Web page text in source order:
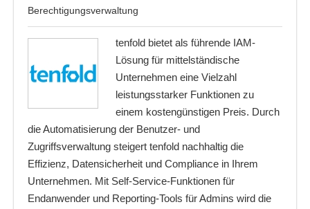
Berechtigungsverwaltung
tenfold bietet als führende IAM-
Lösung für mittelständische
Unternehmen eine Vielzahl
leistungsstarker Funktionen zu
einem kostengünstigen Preis. Durch
die Automatisierung der Benutzer- und
Zugriffsverwaltung steigert tenfold nachhaltig die
Effizienz, Datensicherheit und Compliance in Ihrem
Unternehmen. Mit Self-Service-Funktionen für
Endanwender und Reporting-Tools für Admins wird die